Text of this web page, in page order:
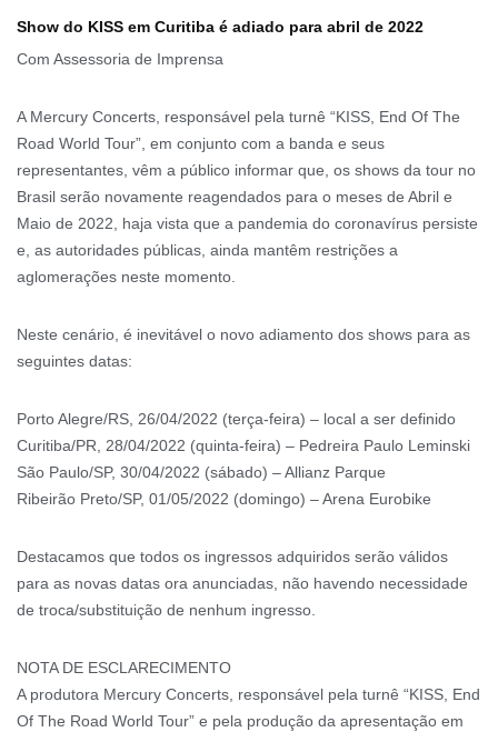
Show do KISS em Curitiba é adiado para abril de 2022
Com Assessoria de Imprensa
A Mercury Concerts, responsável pela turnê “KISS, End Of The
Road World Tour”, em conjunto com a banda e seus
representantes, vêm a público informar que, os shows da tour no
Brasil serão novamente reagendados para o meses de Abril e
Maio de 2022, haja vista que a pandemia do coronavírus persiste
e, as autoridades públicas, ainda mantêm restrições a
aglomerações neste momento.
Neste cenário, é inevitável o novo adiamento dos shows para as
seguintes datas:
Porto Alegre/RS, 26/04/2022 (terça-feira) – local a ser definido
Curitiba/PR, 28/04/2022 (quinta-feira) – Pedreira Paulo Leminski
São Paulo/SP, 30/04/2022 (sábado) – Allianz Parque
Ribeirão Preto/SP, 01/05/2022 (domingo) – Arena Eurobike
Destacamos que todos os ingressos adquiridos serão válidos
para as novas datas ora anunciadas, não havendo necessidade
de troca/substituição de nenhum ingresso.
NOTA DE ESCLARECIMENTO
A produtora Mercury Concerts, responsável pela turnê “KISS, End
Of The Road World Tour” e pela produção da apresentação em